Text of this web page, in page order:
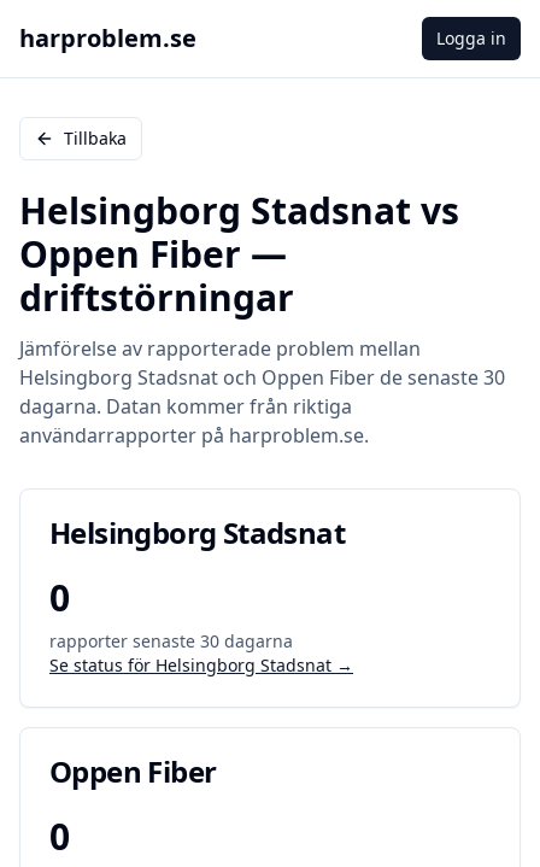
harproblem.se Logga in
Tillbaka
Helsingborg Stadsnat vs
Oppen Fiber —
driftstörningar
Jämförelse av rapporterade problem mellan
Helsingborg Stadsnat och Oppen Fiber de senaste 30
dagarna. Datan kommer från riktiga
användarrapporter på harproblem.se.
Helsingborg Stadsnat
0
rapporter senaste 30 dagarna
Se status för Helsingborg Stadsnat →
Oppen Fiber
0